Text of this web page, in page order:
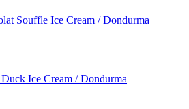
Souffle Ice Cream / Dondurma
Ice Cream / Dondurma